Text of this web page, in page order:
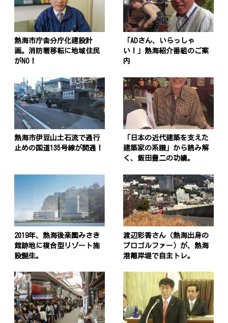
熱海市庁舎分庁化建設計
画。消防署移転に地域住民
がNO！
「ADさん、いらっしゃ
い！」熱海紹介番組のご案
内
熱海市伊豆山土石流で通行
止めの国道135号線が開通！
「日本の近代建築を支えた
建築家の系譜」から読み解
く、飯田豊二の功績。
2019年、熱海後楽園みさき
館跡地に複合型リゾート施
設誕生。
渡辺彩香さん（熱海出身の
プロゴルファー）が、熱海
港離岸堤で自主トレ。